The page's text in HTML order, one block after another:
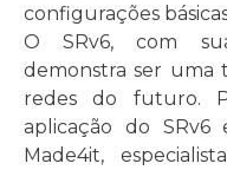
configurações
O SRv6, com
demonstra ser uma
redes do futuro.
aplicação do
Made4it,